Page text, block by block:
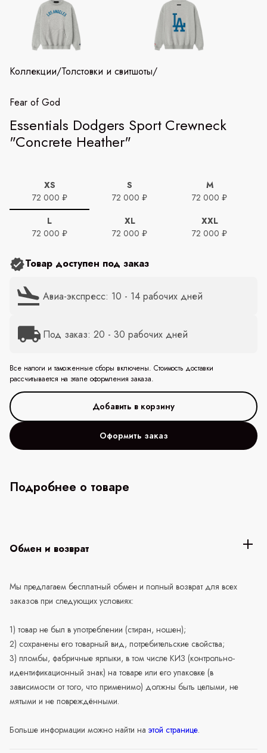
Коллекции/Толстовки и свитшоты/
Fear of God
Essentials Dodgers Sport Crewneck
"Concrete Heather"
XS
72 000 ₽
S
72 000 ₽
M
72 000 ₽
L
72 000 ₽
XL
72 000 ₽
XXL
72 000 ₽
Товар доступен под заказ
Авиа-экспресс: 10 - 14 рабочих дней
Под заказ: 20 - 30 рабочих дней
Все налоги и таможенные сборы включены. Стоимость доставки
рассчитывается на этапе оформления заказа.
Оформить заказ
Подробнее о товаре
Обмен и возврат
Мы предлагаем бесплатный обмен и полный возврат для всех
заказов при следующих условиях:
1) товар не был в употреблении (стиран, ношен);
2) сохранены его товарный вид, потребительские свойства;
3) пломбы, фабричные ярлыки, в том числе КИЗ (контрольно-
идентификационный знак) на товаре или его упаковке (в
зависимости от того, что применимо) должны быть целыми, не
мятыми и не повреждёнными.
Больше информации можно найти на этой странице.